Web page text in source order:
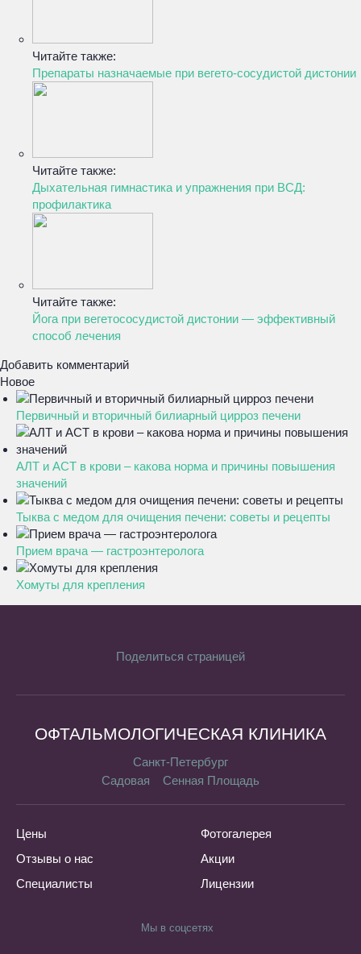
Читайте также:
Препараты назначаемые при вегето-сосудистой дистонии
Читайте также:
Дыхательная гимнастика и упражнения при ВСД:
профилактика
Читайте также:
Йога при вегетососудистой дистонии — эффективный
способ лечения
Добавить комментарий
Новое
Первичный и вторичный билиарный цирроз печени
АЛТ и АСТ в крови – какова норма и причины повышения
значений
Тыква с медом для очищения печени: советы и рецепты
Прием врача — гастроэнтеролога
Хомуты для крепления
Поделиться страницей
ОФТАЛЬМОЛОГИЧЕСКАЯ КЛИНИКА
Санкт-Петербург
Садовая
Сенная Площадь
Цены
Отзывы о нас
Специалисты
Фотогалерея
Акции
Лицензии
Мы в соцсетях